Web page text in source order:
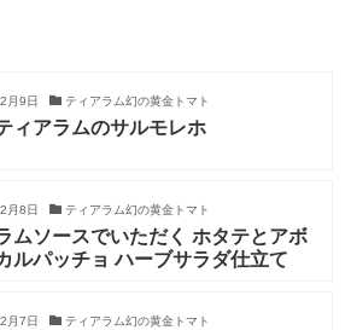
月9日 ティアラム幻の黄金トマト
ィアラムのサルモレホ
月8日 ティアラム幻の黄金トマト
ムソースでいただく ホタテとアボ
ルパッチョ ハーブサラダ仕立て
月7日 ティアラム幻の黄金トマト